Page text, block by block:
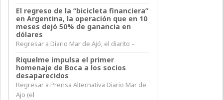
El regreso de la “bicicleta financiera”
en Argentina, la operación que en 10
meses dejó 50% de ganancia en
dólares
Regresar a Diario Mar de Ajó, el diarito –
Riquelme impulsa el primer
homenaje de Boca a los socios
desaparecidos
Regresar a Prensa Alternativa Diario Mar de
Ajo (el